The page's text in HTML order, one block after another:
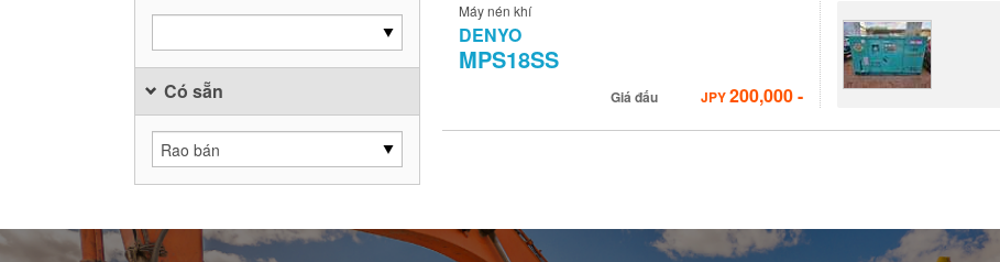
Có sẵn
Máy nén khí
DENYO
MPS18SS
Giá đấu JPY200,000-